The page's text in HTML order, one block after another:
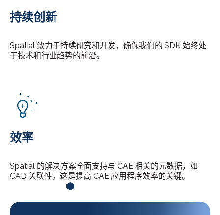
持续创新
Spatial 致力于持续研究和开发，确保我们的 SDK 始终处
于技术和行业趋势的前沿。
效率
Spatial 的解决方案全面支持与 CAE 相关的元数据，如
CAD 关联性。这是提高 CAE 应用程序效率的关键。